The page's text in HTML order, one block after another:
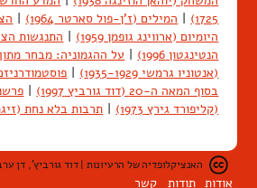
1725)
| המילים (ז'ן-פול סארטר 1964) |
היומיום (ארווינג גופמן 1959)
| התנגשות
הנטינגטון 1996)
| על ההגמוניה: מבחר
(אנטוניו גרמשי 1935-1929)
|
בסוף המאה ה-20 (דוד גורביץ 1997)
|
(קליפורד גירץ 1973)
| תרבות בלא נחת
האנציקלופדיה של הרעיונות | דוד גורביץ', דן
אודות תודות קשר